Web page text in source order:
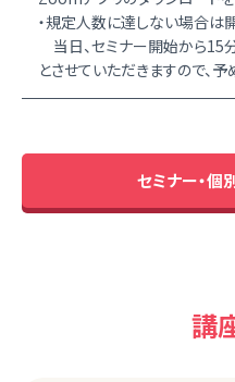
・規定人数に達しない場合は
当日、セミナー開始から15
とさせていただきますので、予
セミナー・個
講